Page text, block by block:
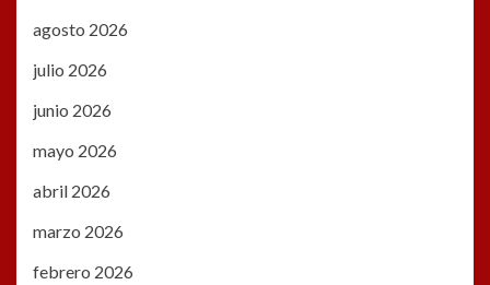
agosto 2026
julio 2026
junio 2026
mayo 2026
abril 2026
marzo 2026
febrero 2026